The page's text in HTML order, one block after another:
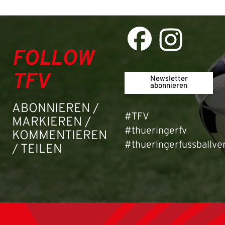
FOLLOW
TFV
ABONNIEREN /
MARKIEREN /
KOMMENTIEREN
/ TEILEN
Newsletter
abonnieren
#TFV
#thueringerfv